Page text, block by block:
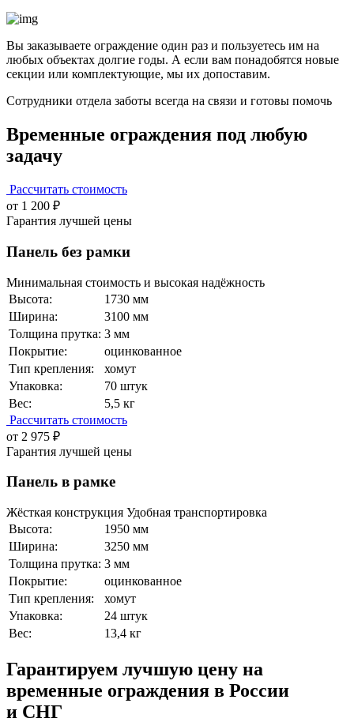
Вы заказываете ограждение один раз и пользуетесь им на
любых объектах долгие годы. А если вам понадобятся новые
секции или комплектующие, мы их допоставим.
Сотрудники отдела заботы всегда на связи и готовы помочь
Временные ограждения под любую
задачу
Рассчитать стоимость
от 1 200 ₽
Гарантия лучшей цены
Панель без рамки
Минимальная стоимость и высокая надёжность
Высота:
1730 мм
Ширина:
3100 мм
Толщина прутка: 3 мм
Покрытие:
оцинкованное
Тип крепления:
хомут
Упаковка:
70 штук
Вес:
5,5 кг
Рассчитать стоимость
от 2 975 ₽
Гарантия лучшей цены
Панель в рамке
Жёсткая конструкция Удобная транспортировка
Высота:
1950 мм
Ширина:
3250 мм
Толщина прутка: 3 мм
Покрытие:
оцинкованное
Тип крепления:
хомут
Упаковка:
24 штук
Вес:
13,4 кг
Гарантируем лучшую цену на
временные ограждения в России
и СНГ